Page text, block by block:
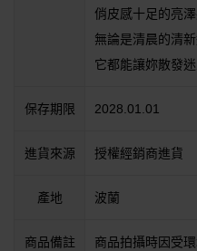
俏皮感十足的亮澤
無論是清晨的清
它都能讓妳散發
保存期限 2028.01.01
進貨來源 授權經銷商進貨
產地 波蘭
商品備註
商品拍攝時因受